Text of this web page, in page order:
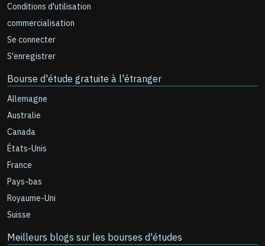
Conditions d'utilisation
commercialisation
Se connecter
S'enregistrer
Bourse d'étude gratuite à l'étranger
Allemagne
Australie
Canada
États-Unis
France
Pays-bas
Royaume-Uni
Suisse
Meilleurs blogs sur les bourses d'études